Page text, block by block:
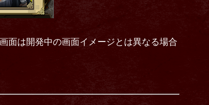
面は開発中の画面イメージとは異なる場合